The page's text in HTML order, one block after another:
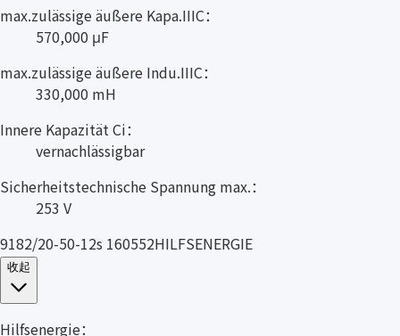
max.zulässige äußere Kapa.IIIC：
570,000 μF
max.zulässige äußere Indu.IIIC：
330,000 mH
Innere Kapazität Ci：
vernachlässigbar
Sicherheitstechnische Spannung max.：
253 V
9182/20-50-12s 160552HILFSENERGIE
收起
Hilfsenergie：